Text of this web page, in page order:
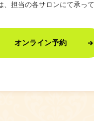
、担当の各サロンにて承って
オンライン予約